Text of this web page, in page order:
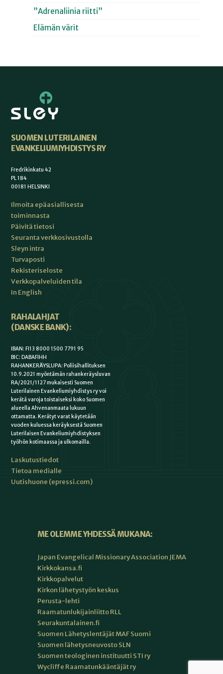
”Adrenaliinia riitti”
Elämän värit
SUOMEN LUTERILAINEN
EVANKELIUMIYHDISTYS RY
Fredrikinkatu 42
PL 184
00181 HELSINKI
Ilmoita epäasiallisesta
toiminnasta
Päivitä tietosi
Seuranta verkkosivustolla
Sleyn intra
Turvaposti
Rekisteriseloste
Verkkopalveluiden tila
In English
RAHALAHJAT
(DANSKE BANK):
IBAN: FI13 8000 1500 7791 95
BIC: DABAFIHH
RAHANKERÄYSLUPA: Poliisihallituksen
10.9.2021 myöntämän rahankeräysluvan
RA/2021/1127 mukaisesti Suomen
Luterilainen Evankeliumiyhdistys ry voi
kerätä varoja toistaiseksi koko Suomen
alueella Ahvenanmaata lukuun
ottamatta. Kerätyt varat käytetään
vuoden kuluessa keräyksestä Suomen
Luterilaisen Evankeliumiyhdistyksen
työhön kotimaassa ja ulkomailla.
Laskutustiedot
Tietoa medialle
Uutishuone (epressi.com)
ME OLEMME YHDESSÄ MUKANA:
Japan Evangelical Missionary Association JEMA
Kirkkokansa.fi
Kirkkopalvelut
Kirkon lähetystyön keskus
Perusta-lehti
Raamatunlukijainliitto RLL
Seurakuntalainen.fi
Suomen Lähetyslentäjät MAF Suomi
Suomen lähetysneuvosto SLN
Suomen teologinen instituutti STI ry
Wycliffe Raamatunkääntäjät ry